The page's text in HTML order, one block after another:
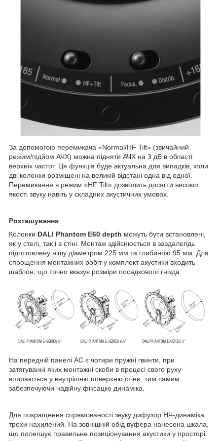
За допомогою перемикача «Normal/HF Tilt» (звичайний
режим/підйом АЧХ) можна підняти АЧХ на 3 дБ в області
верхніх частот. Ця функція буде актуальна для випадків, коли
дві колонки розміщені на великій відстані одна від одної.
Перемикання в режим «HF Tilt» дозволить досягти високої
якості звуку навіть у складних акустичних умовах.
Розташування
Колонки DALI Phantom E60 depth можуть бути встановлені,
як у стелі, так і в стіні. Монтаж здійснюється в заздалегідь
підготовлену нішу діаметром 225 мм та глибиною 95 мм. Для
спрощення монтажних робіт у комплект акустики входить
шаблон, що точно вказує розміри посадкового гнізда.
На передній панелі АС є чотири пружні гвинти, при
затягуванні яких монтажні скоби в процесі свого руху
впираються у внутрішню поверхню стіни, тим самим
забезпечуючи надійну фіксацію динаміка.
Для покращення спрямованості звуку дифузор НЧ-динаміка
трохи нахилений. На зовнішній обід вуфера нанесена шкала,
що полегшує правильне позиціонування акустики у просторі.